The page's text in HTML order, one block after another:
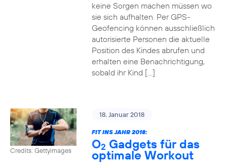
keine Sorgen machen müssen wo
sie sich aufhalten. Per GPS-
Geofencing können ausschließlich
autorisierte Personen die aktuelle
Position des Kindes abrufen und
erhalten eine Benachrichtigung,
sobald ihr Kind […]
Credits: Gettyimages
18. Januar 2018
FIT INS JAHR 2018:
O2 Gadgets für das
optimale Workout